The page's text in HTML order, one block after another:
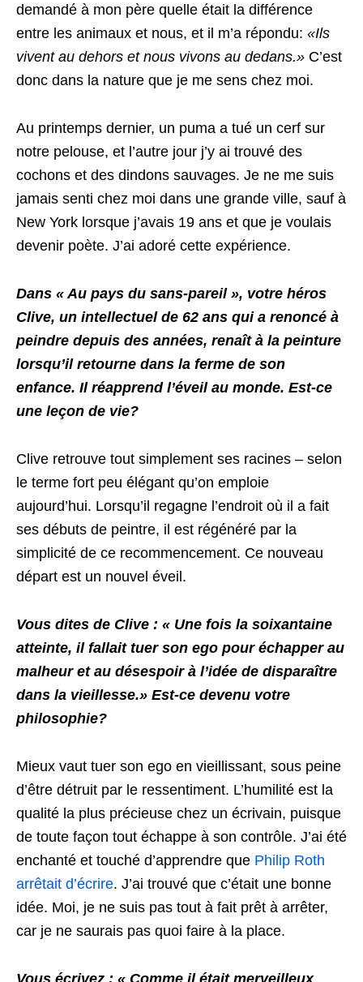
demandé à mon père quelle était la différence
entre les animaux et nous, et il m’a répondu: «Ils
vivent au dehors et nous vivons au dedans.» C’est
donc dans la nature que je me sens chez moi.
Au printemps dernier, un puma a tué un cerf sur
notre pelouse, et l’autre jour j’y ai trouvé des
cochons et des dindons sauvages. Je ne me suis
jamais senti chez moi dans une grande ville, sauf à
New York lorsque j’avais 19 ans et que je voulais
devenir poète. J’ai adoré cette expérience.
Dans « Au pays du sans-pareil », votre héros
Clive, un intellectuel de 62 ans qui a renoncé à
peindre depuis des années, renaît à la peinture
lorsqu’il retourne dans la ferme de son
enfance. Il réapprend l’éveil au monde. Est-ce
une leçon de vie?
Clive retrouve tout simplement ses racines – selon
le terme fort peu élégant qu’on emploie
aujourd’hui. Lorsqu’il regagne l’endroit où il a fait
ses débuts de peintre, il est régénéré par la
simplicité de ce recommencement. Ce nouveau
départ est un nouvel éveil.
Vous dites de Clive : « Une fois la soixantaine
atteinte, il fallait tuer son ego pour échapper au
malheur et au désespoir à l’idée de disparaître
dans la vieillesse.» Est-ce devenu votre
philosophie?
Mieux vaut tuer son ego en vieillissant, sous peine
d’être détruit par le ressentiment. L’humilité est la
qualité la plus précieuse chez un écrivain, puisque
de toute façon tout échappe à son contrôle. J’ai été
enchanté et touché d’apprendre que Philip Roth
arrêtait d’écrire. J’ai trouvé que c’était une bonne
idée. Moi, je ne suis pas tout à fait prêt à arrêter,
car je ne saurais pas quoi faire à la place.
Vous écrivez : « Comme il était merveilleux